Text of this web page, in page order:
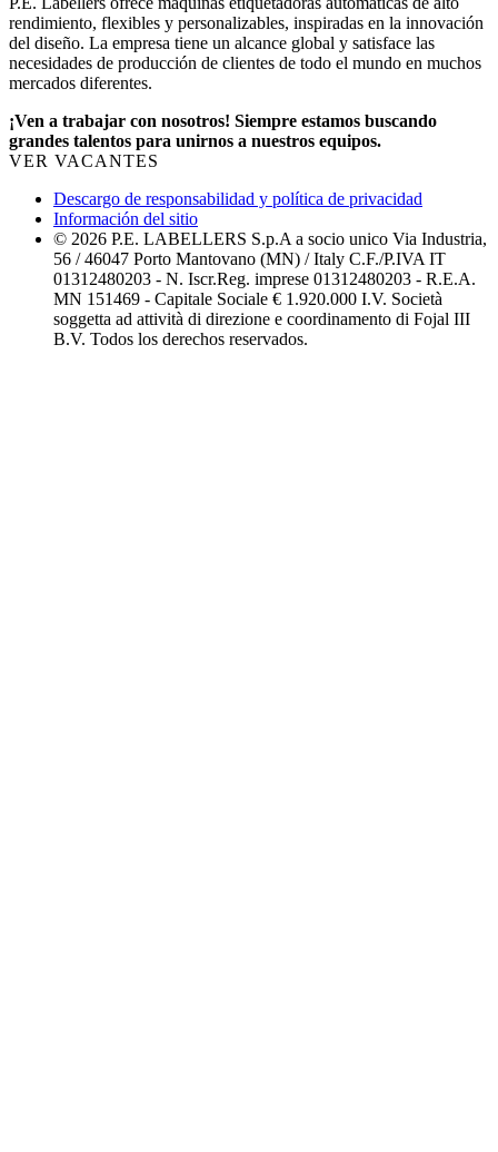
rendimiento, flexibles y personalizables, inspiradas en la innovación
del diseño. La empresa tiene un alcance global y satisface las
necesidades de producción de clientes de todo el mundo en muchos
mercados diferentes.
¡Ven a trabajar con nosotros! Siempre estamos buscando
grandes talentos para unirnos a nuestros equipos.
VER VACANTES
Descargo de responsabilidad y política de privacidad
Información del sitio
© 2026 P.E. LABELLERS S.p.A a socio unico Via Industria,
56 / 46047 Porto Mantovano (MN) / Italy C.F./P.IVA IT
01312480203 - N. Iscr.Reg. imprese 01312480203 - R.E.A.
MN 151469 - Capitale Sociale € 1.920.000 I.V. Società
soggetta ad attività di direzione e coordinamento di Fojal III
B.V. Todos los derechos reservados.